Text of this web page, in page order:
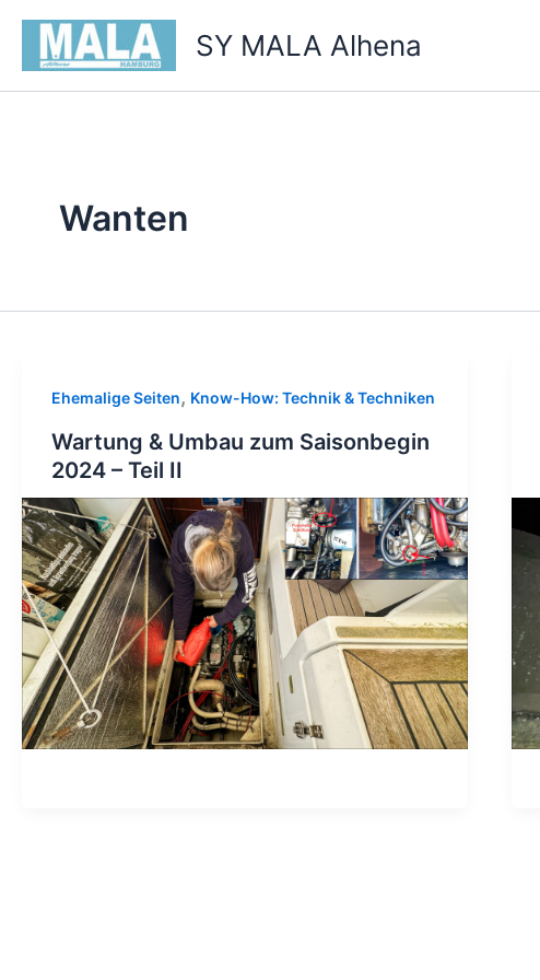
Zum
Inhalt
springen
SY MALA Alhena
Wanten
Ehemalige Seiten, Know-How: Technik & Techniken
Wartung & Umbau zum Saisonbegin
2024 – Teil II